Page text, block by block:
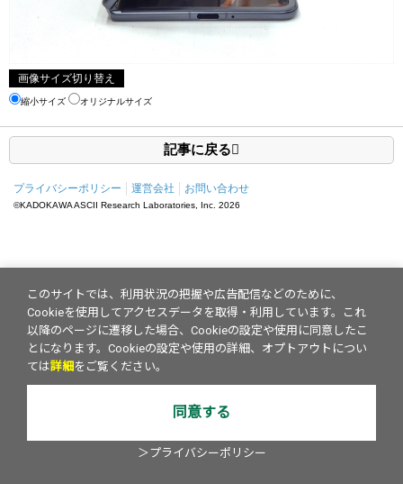
画像サイズ切り替え
縮小サイズ オリジナルサイズ
記事に戻る
プライバシーポリシー 運営会社 お問い合わせ
©KADOKAWA ASCII Research Laboratories, Inc. 2026
このサイトでは、利用状況の把握や広告配信などのために、
Cookieを使用してアクセスデータを取得・利用しています。これ
以降のページに遷移した場合、Cookieの設定や使用に同意したこ
とになります。Cookieの設定や使用の詳細、オプトアウトについ
ては詳細 をご覧ください。
同意する
＞プライバシーポリシー